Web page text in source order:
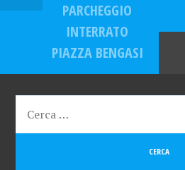
PARCHEGGIO
INTERRATO
PIAZZA BENGASI